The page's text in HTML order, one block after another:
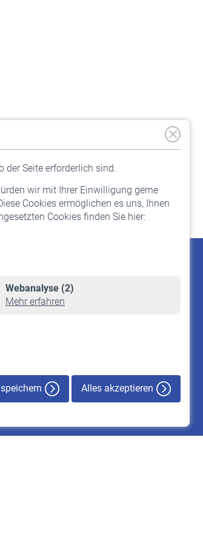
der Seite erforderlich sind.
wir mit Ihrer Einwilligung gerne
Cookies ermöglichen es uns, Ihnen
Cookies finden Sie hier:
Webanalyse (2)
Mehr erfahren
Alles akzeptieren